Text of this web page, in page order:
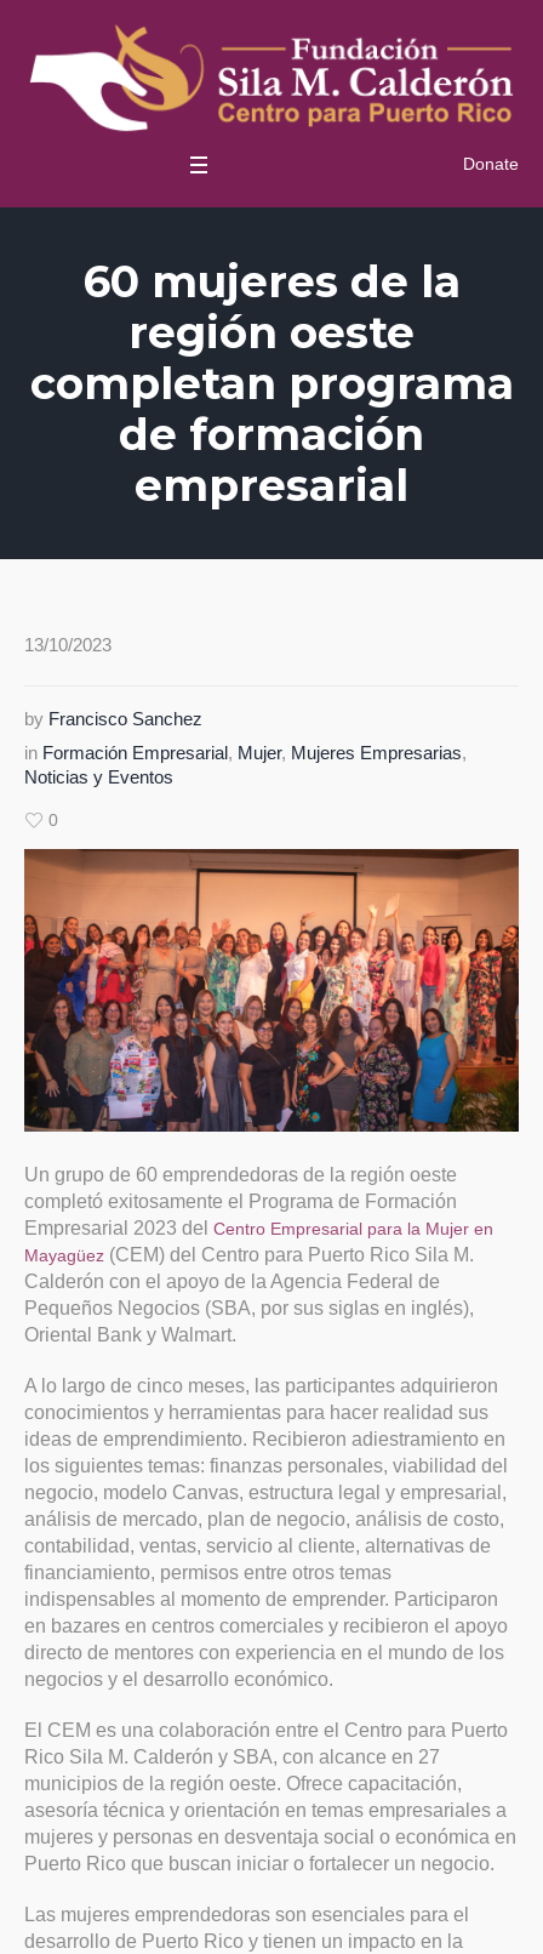
Donate
60 mujeres de la
región oeste
completan programa
de formación
empresarial
13/10/2023
by Francisco Sanchez
in Formación Empresarial, Mujer, Mujeres Empresarias,
Noticias y Eventos
0
Un grupo de 60 emprendedoras de la región oeste
completó exitosamente el Programa de Formación
Empresarial 2023 del Centro Empresarial para la Mujer en
Mayagüez (CEM) del Centro para Puerto Rico Sila M.
Calderón con el apoyo de la Agencia Federal de
Pequeños Negocios (SBA, por sus siglas en inglés),
Oriental Bank y Walmart.
A lo largo de cinco meses, las participantes adquirieron
conocimientos y herramientas para hacer realidad sus
ideas de emprendimiento. Recibieron adiestramiento en
los siguientes temas: finanzas personales, viabilidad del
negocio, modelo Canvas, estructura legal y empresarial,
análisis de mercado, plan de negocio, análisis de costo,
contabilidad, ventas, servicio al cliente, alternativas de
financiamiento, permisos entre otros temas
indispensables al momento de emprender. Participaron
en bazares en centros comerciales y recibieron el apoyo
directo de mentores con experiencia en el mundo de los
negocios y el desarrollo económico.
El CEM es una colaboración entre el Centro para Puerto
Rico Sila M. Calderón y SBA, con alcance en 27
municipios de la región oeste. Ofrece capacitación,
asesoría técnica y orientación en temas empresariales a
mujeres y personas en desventaja social o económica en
Puerto Rico que buscan iniciar o fortalecer un negocio.
Las mujeres emprendedoras son esenciales para el
desarrollo de Puerto Rico y tienen un impacto en la